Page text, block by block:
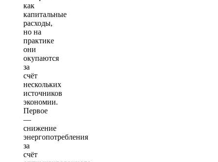
как
капитальные
расходы,
но на
практике
они
окупаются
за
счёт
нескольких
источников
экономии.
Первое
—
снижение
энергопотребления
за
счёт